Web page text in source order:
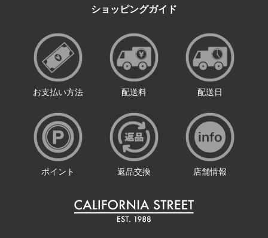
ショッピングガイド
お支払い方法 配送料 配送日
ポイント 返品交換 店舗情報